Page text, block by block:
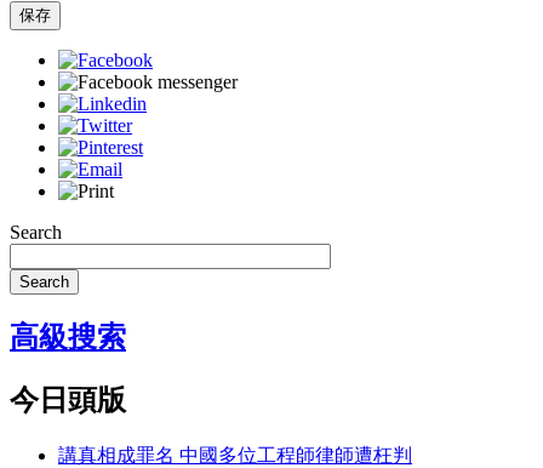
保存
Search
Search
高級搜索
今日頭版
講真相成罪名 中國多位工程師律師遭枉判